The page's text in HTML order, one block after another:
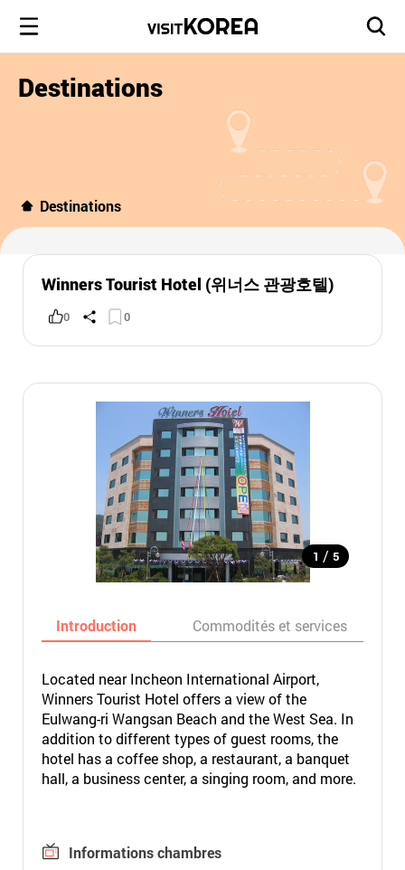
Destinations
Destinations
Winners Tourist Hotel (위너스 관광호텔)
0 0
1 / 5
Introduction Commodités et services
Located near Incheon International Airport,
Winners Tourist Hotel offers a view of the
Eulwang-ri Wangsan Beach and the West Sea. In
addition to different types of guest rooms, the
hotel has a coffee shop, a restaurant, a banquet
hall, a business center, a singing room, and more.
Informations chambres